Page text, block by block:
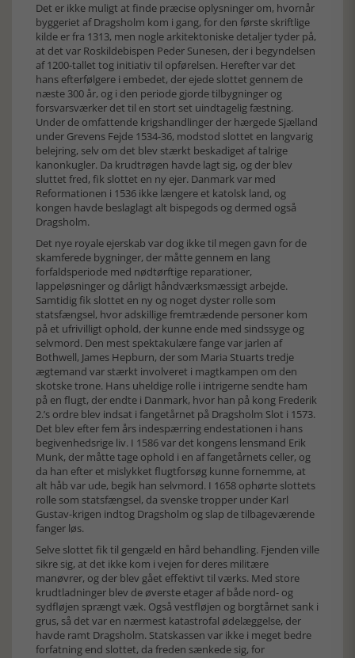
Det er ikke muligt at finde præcise oplysninger om, hvornår
byggeriet af Dragsholm kom i gang, for den første skriftlige
kilde er fra 1313, men nogle arkitektoniske detaljer tyder på,
at det var Roskildebispen Peder Sunesen, der i begyndelsen
af 1200-tallet tog initiativ til opførelsen. Herefter var det
hans efterfølgere i embedet, der ejede slottet gennem de
næste 300 år, og i den periode gjorde tilbygninger og
forsvarsværker det til en stort set uindtagelig fæstning.
Under de omfattende krigshandlinger der hærgede Sjælland
under Grevens Fejde 1534-36, modstod slottet en langvarig
belejring, selv om det blev stærkt beskadiget af talrige
kanonkugler. Da krudtrøgen havde lagt sig, og der blev
sluttet fred, fik slottet en ny ejer. Danmark var med
Reformationen i 1536 ikke længere et katolsk land, og
kongen havde beslaglagt alt bispegods og dermed også
Dragsholm.
Det nye royale ejerskab var dog ikke til megen gavn for de
skamferede bygninger, der måtte gennem en lang
forfaldsperiode med nødtørftige reparationer,
lappeløsninger og dårligt håndværksmæssigt arbejde.
Samtidig fik slottet en ny og noget dyster rolle som
statsfængsel, hvor adskillige fremtrædende personer kom
på et ufrivilligt ophold, der kunne ende med sindssyge og
selvmord. Den mest spektakulære fange var jarlen af
Bothwell, James Hepburn, der som Maria Stuarts tredje
ægtemand var stærkt involveret i magtkampen om den
skotske trone. Hans uheldige rolle i intrigerne sendte ham
på en flugt, der endte i Danmark, hvor han på kong Frederik
2.’s ordre blev indsat i fangetårnet på Dragsholm Slot i 1573.
Det blev efter fem års indespærring endestationen i hans
begivenhedsrige liv. I 1586 var det kongens lensmand Erik
Munk, der måtte tage ophold i en af fangetårnets celler, og
da han efter et mislykket flugtforsøg kunne fornemme, at
alt håb var ude, begik han selvmord. I 1658 ophørte slottets
rolle som statsfængsel, da svenske tropper under Karl
Gustav-krigen indtog Dragsholm og slap de tilbageværende
fanger løs.
Selve slottet fik til gengæld en hård behandling. Fjenden ville
sikre sig, at det ikke kom i vejen for deres militære
manøvrer, og der blev gået effektivt til værks. Med store
krudtladninger blev de øverste etager af både nord- og
sydfløjen sprængt væk. Også vestfløjen og borgtårnet sank i
grus, så det var en nærmest katastrofal ødelæggelse, der
havde ramt Dragsholm. Statskassen var ikke i meget bedre
forfatning end slottet, da freden sænkede sig, for